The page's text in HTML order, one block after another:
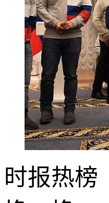
时报热榜